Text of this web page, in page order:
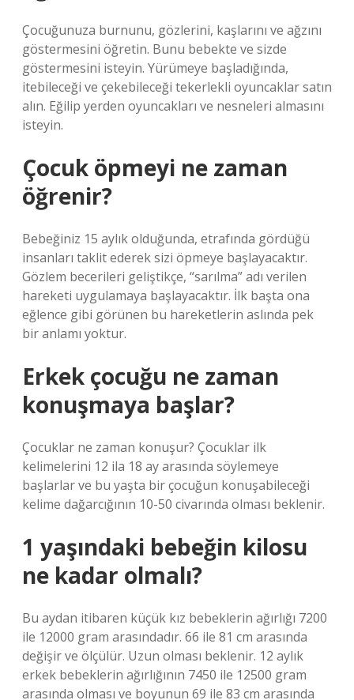
Çocuğunuza burnunu, gözlerini, kaşlarını ve ağzını
göstermesini öğretin. Bunu bebekte ve sizde
göstermesini isteyin. Yürümeye başladığında,
itebileceği ve çekebileceği tekerlekli oyuncaklar satın
alın. Eğilip yerden oyuncakları ve nesneleri almasını
isteyin.
Çocuk öpmeyi ne zaman
öğrenir?
Bebeğiniz 15 aylık olduğunda, etrafında gördüğü
insanları taklit ederek sizi öpmeye başlayacaktır.
Gözlem becerileri geliştikçe, “sarılma” adı verilen
hareketi uygulamaya başlayacaktır. İlk başta ona
eğlence gibi görünen bu hareketlerin aslında pek
bir anlamı yoktur.
Erkek çocuğu ne zaman
konuşmaya başlar?
Çocuklar ne zaman konuşur? Çocuklar ilk
kelimelerini 12 ila 18 ay arasında söylemeye
başlarlar ve bu yaşta bir çocuğun konuşabileceği
kelime dağarcığının 10-50 civarında olması beklenir.
1 yaşındaki bebeğin kilosu
ne kadar olmalı?
Bu aydan itibaren küçük kız bebeklerin ağırlığı 7200
ile 12000 gram arasındadır. 66 ile 81 cm arasında
değişir ve ölçülür. Uzun olması beklenir. 12 aylık
erkek bebeklerin ağırlığının 7450 ile 12500 gram
arasında olması ve boyunun 69 ile 83 cm arasında